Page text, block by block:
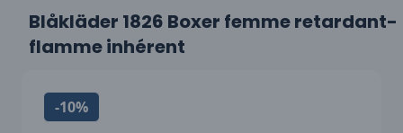
Blåkläder 1826 Boxer femme retardant-
flamme inhérent
-10%